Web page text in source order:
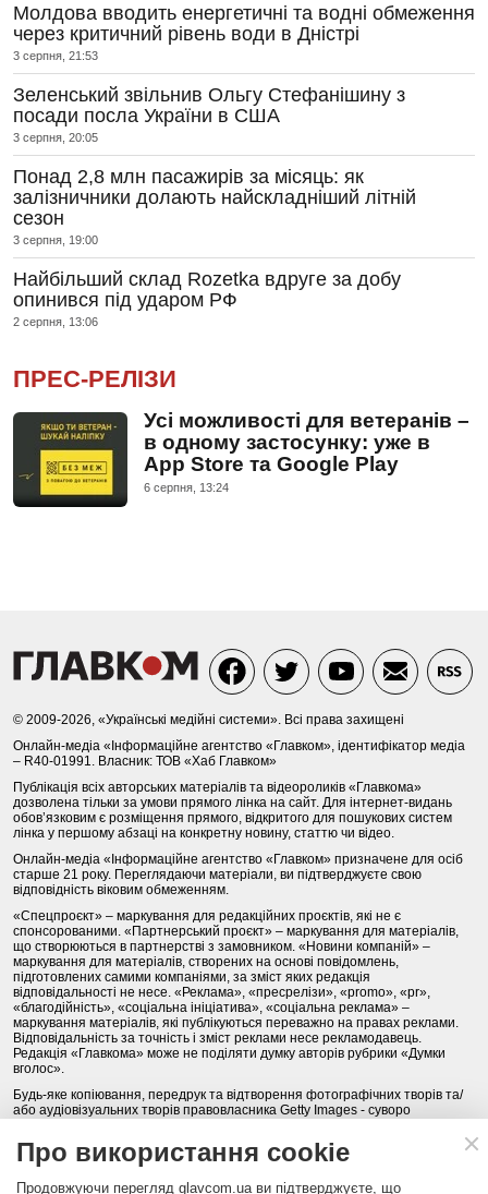
Молдова вводить енергетичні та водні обмеження
через критичний рівень води в Дністрі
3 серпня, 21:53
Зеленський звільнив Ольгу Стефанішину з
посади посла України в США
3 серпня, 20:05
Понад 2,8 млн пасажирів за місяць: як
залізничники долають найскладніший літній
сезон
3 серпня, 19:00
Найбільший склад Rozetka вдруге за добу
опинився під ударом РФ
2 серпня, 13:06
ПРЕС-РЕЛІЗИ
Усі можливості для ветеранів –
в одному застосунку: уже в
App Store та Google Play
6 серпня, 13:24
© 2009-2026, «Українські медійні системи». Всі права захищені
Онлайн-медіа «Інформаційне агентство «Главком», ідентифікатор медіа
– R40-01991. Власник: ТОВ «Хаб Главком»
Публікація всіх авторських матеріалів та відеороликів «Главкома»
дозволена тільки за умови прямого лінка на сайт. Для інтернет-видань
обов’язковим є розміщення прямого, відкритого для пошукових систем
лінка у першому абзаці на конкретну новину, статтю чи відео.
Онлайн-медіа «Інформаційне агентство «Главком» призначене для осіб
старше 21 року. Переглядаючи матеріали, ви підтверджуєте свою
відповідність віковим обмеженням.
«Спецпроєкт» – маркування для редакційних проєктів, які не є
спонсорованими. «Партнерський проєкт» – маркування для матеріалів,
що створюються в партнерстві з замовником. «Новини компаній» –
маркування для матеріалів, створених на основі повідомлень,
підготовлених самими компаніями, за зміст яких редакція
відповідальності не несе. «Реклама», «пресрелізи», «promo», «pr»,
«благодійність», «соціальна ініціатива», «соціальна реклама» –
маркування матеріалів, які публікуються переважно на правах реклами.
Відповідальність за точність і зміст реклами несе рекламодавець.
Редакція «Главкома» може не поділяти думку авторів рубрики «Думки
вголос».
Будь-яке копіювання, передрук та відтворення фотографічних творів та/
або аудіовізуальних творів правовласника Getty Images - суворо
Політика конфіденційності (Privacy Policy). Правила сайту
Про використання cookie
Продовжуючи перегляд glavcom.ua ви підтверджуєте, що